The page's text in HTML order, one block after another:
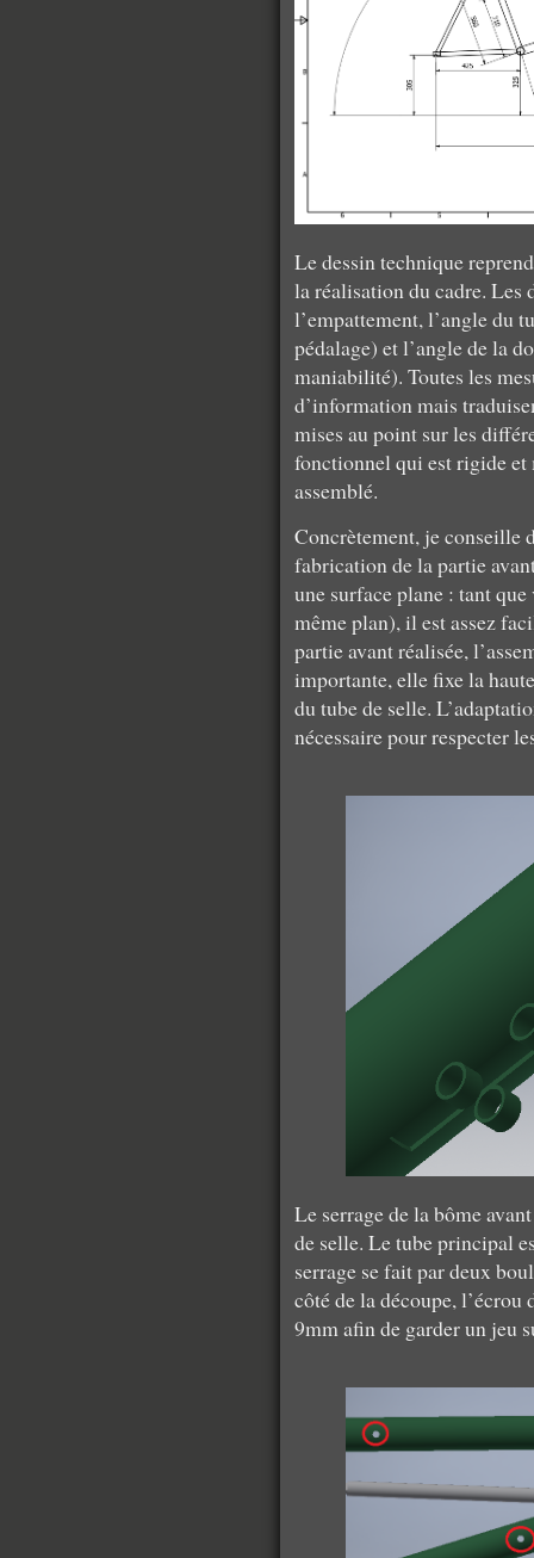
Le dessin technique
la réalisation du cadre. Les
l’empattement, l’angle du
pédalage) et l’angle de la
maniabilité). Toutes les
d’information mais
mises au point sur les
fonctionnel qui est rigide et
assemblé.
Concrètement, je conseille
fabrication de la partie
une surface plane : tant
même plan), il est assez
partie avant réalisée,
importante, elle fixe la
du tube de selle.
nécessaire pour respecter
Le serrage de la bôme
de selle. Le tube principal
serrage se fait par deux
côté de la découpe, l’écrou
9mm afin de garder un jeu